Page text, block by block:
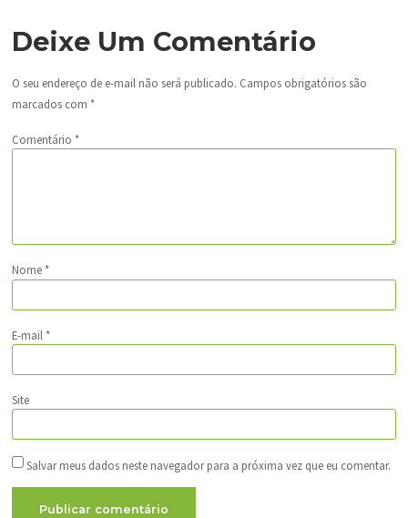
Deixe Um Comentário
O seu endereço de e-mail não será publicado. Campos obrigatórios são
marcados com *
Comentário *
Nome *
E-mail *
Site
Salvar meus dados neste navegador para a próxima vez que eu comentar.